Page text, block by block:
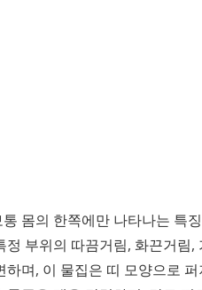
몸의 한쪽에만 나타나는 특
정 부위의 따끔거림, 화끈거림
하며, 이 물집은 띠 모양으로